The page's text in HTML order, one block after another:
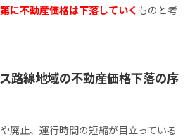
不動産価格は下落していく ものと考
路線地域の不動産価格下落の序
廃止、運行時間の短縮が目立っている